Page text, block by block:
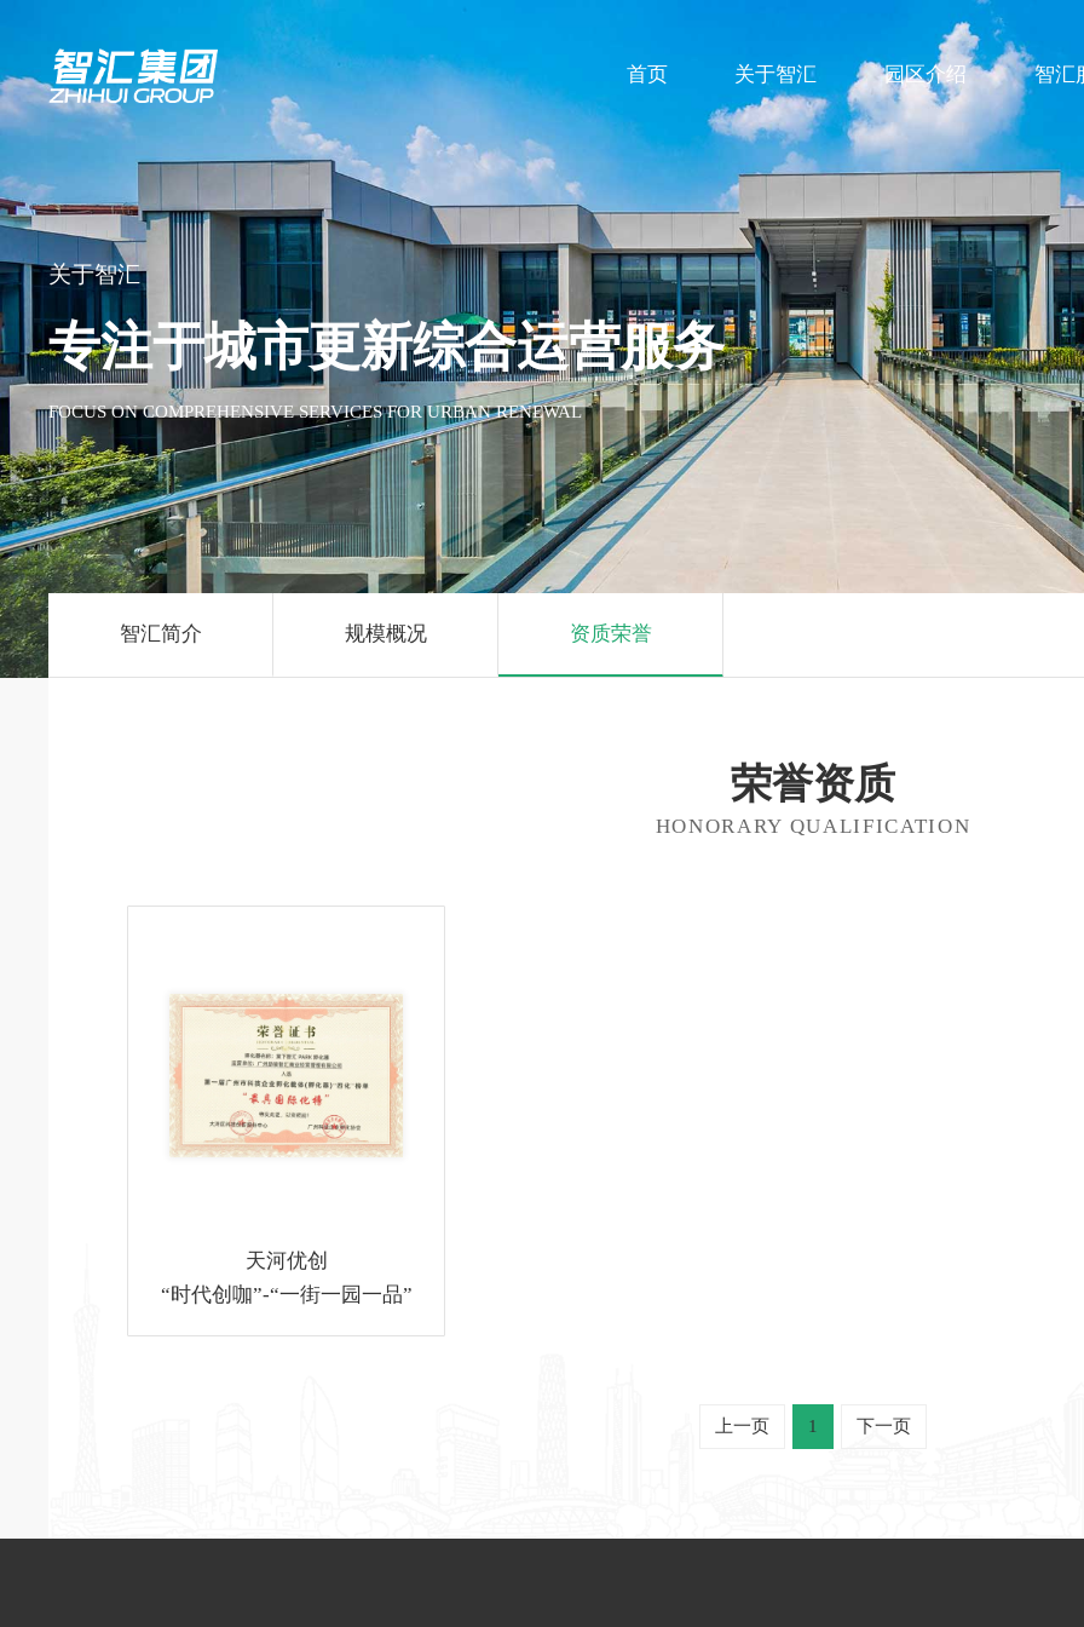
首页 关于智汇 园区介绍 智汇
关于智汇
专注于城市更新综合运营服务
FOCUS ON COMPREHENSIVE SERVICES FOR URBAN RENEWAL
智汇简介 规模概况 资质荣誉
荣誉资质
HONORARY QUALIFICATION
天河优创
​“时代创咖”-“一街一园一品”
上一页 1 下一页